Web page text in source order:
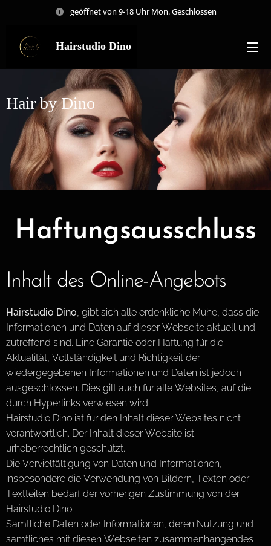
geöffnet von 9-18 Uhr Mon. Geschlossen
Hairstudio Dino
Hair by Dino
Haftungsausschluss
Inhalt des Online-Angebots
Hairstudio Dino, gibt sich alle erdenkliche Mühe, dass die
Informationen und Daten auf dieser Webseite aktuell und
zutreffend sind. Eine Garantie oder Haftung für die
Aktualität, Vollständigkeit und Richtigkeit der
wiedergegebenen Informationen und Daten ist jedoch
ausgeschlossen. Dies gilt auch für alle Websites, auf die
durch Hyperlinks verwiesen wird.
Hairstudio Dino ist für den Inhalt dieser Websites nicht
verantwortlich. Der Inhalt dieser Website ist
urheberrechtlich geschützt.
Die Vervielfältigung von Daten und Informationen,
insbesondere die Verwendung von Bildern, Texten oder
Textteilen bedarf der vorherigen Zustimmung von der
Hairstudio Dino.
Sämtliche Daten oder Informationen, deren Nutzung und
sämtliches mit diesen Webseiten zusammenhängendes